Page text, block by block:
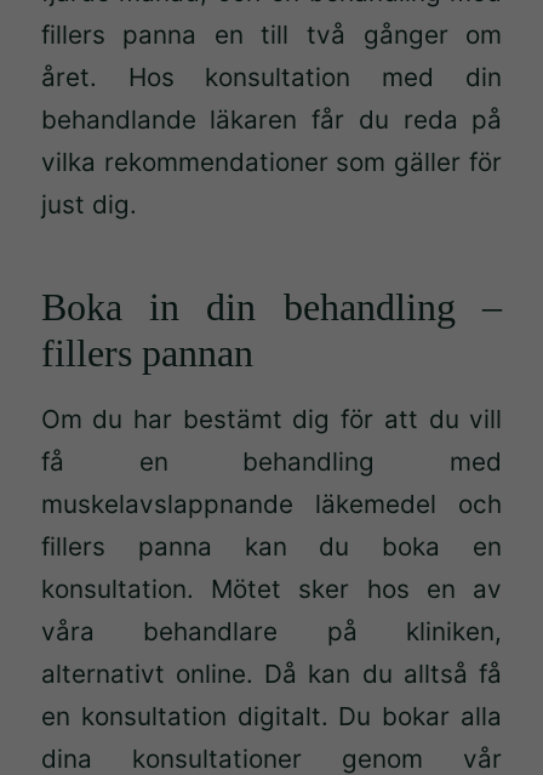
fillers panna en till två gånger om
året. Hos konsultation med din
behandlande läkaren får du reda på
vilka rekommendationer som gäller för
just dig.
Boka in din behandling –
fillers pannan
Om du har bestämt dig för att du vill
få en behandling med
muskelavslappnande läkemedel och
fillers panna kan du boka en
konsultation. Mötet sker hos en av
våra behandlare på kliniken,
alternativt online. Då kan du alltså få
en konsultation digitalt. Du bokar alla
dina konsultationer genom vår